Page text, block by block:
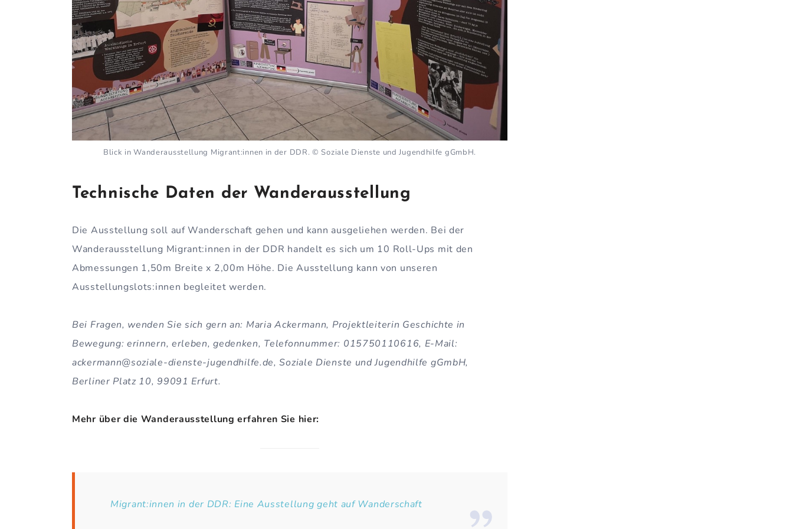
Blick in Wanderausstellung Migrant:innen in der DDR. © Soziale Dienste und Jugendhilfe gGmbH.
Technische Daten der Wanderausstellung
Die Ausstellung soll auf Wanderschaft gehen und kann ausgeliehen werden. Bei der
Wanderausstellung Migrant:innen in der DDR handelt es sich um 10 Roll-Ups mit den
Abmessungen 1,50m Breite x 2,00m Höhe. Die Ausstellung kann von unseren
Ausstellungslots:innen begleitet werden.
Bei Fragen, wenden Sie sich gern an: Maria Ackermann, Projektleiterin Geschichte in
Bewegung: erinnern, erleben, gedenken, Telefonnummer: 015750110616, E-Mail:
ackermann@soziale-dienste-jugendhilfe.de, Soziale Dienste und Jugendhilfe gGmbH,
Berliner Platz 10, 99091 Erfurt.
Mehr über die Wanderausstellung erfahren Sie hier:
Migrant:innen in der DDR: Eine Ausstellung geht auf Wanderschaft